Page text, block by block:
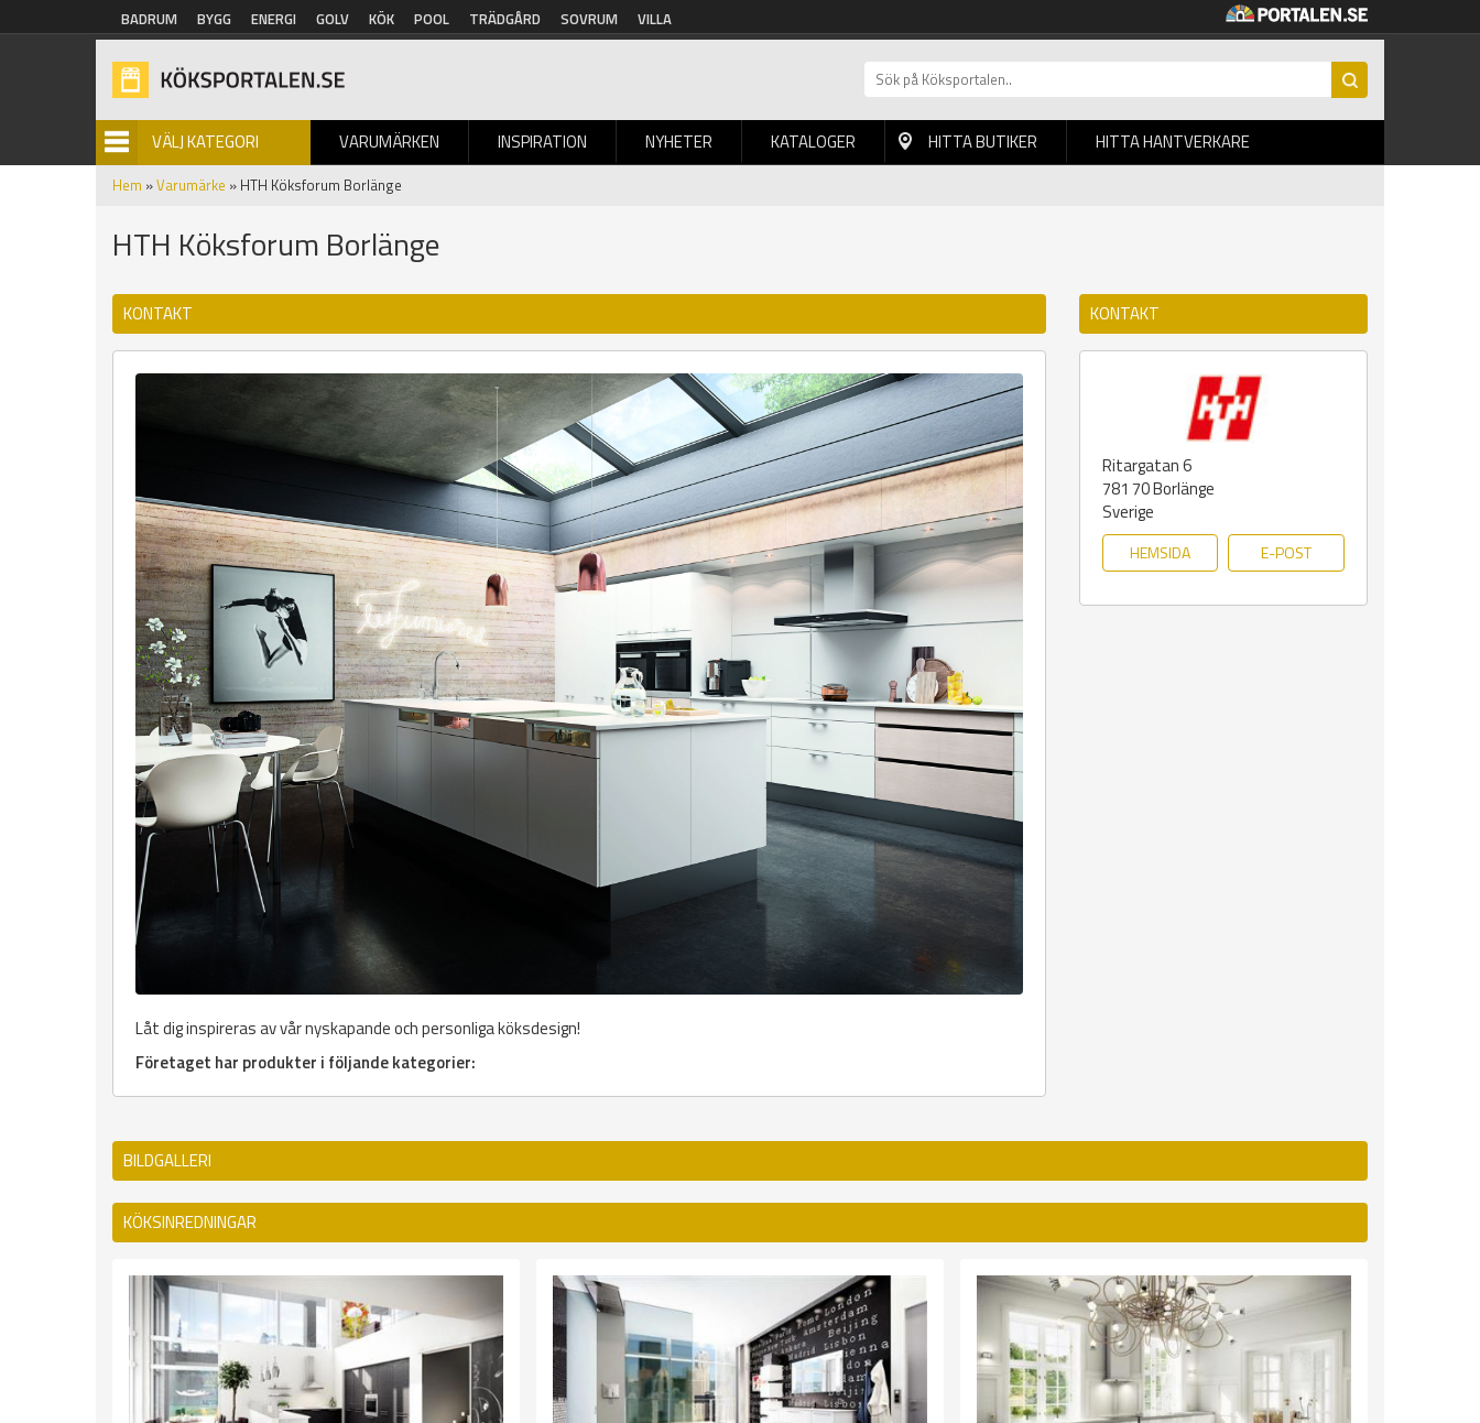
Hoppa till huvudinnehåll
BADRUM BYGG ENERGI GOLV KÖK POOL TRÄDGÅRD SOVRUM VILLA
VÄLJ KATEGORI VARUMÄRKEN INSPIRATION NYHETER
BILDGALLERI KATALOGER HITTA BUTIKER HITTA HANTVERKARE
Hem »Varumärke » HTH Köksforum Borlänge
HTH Köksforum Borlänge
KONTAKT
Låt dig inspireras av vår nyskapande och personliga köksdesign!
Företaget har produkter i följande kategorier:
KONTAKT
Ritargatan 6
781 70Borlänge
Sverige
HEMSIDA E-POST
BILDGALLERI
KÖKSINREDNINGAR